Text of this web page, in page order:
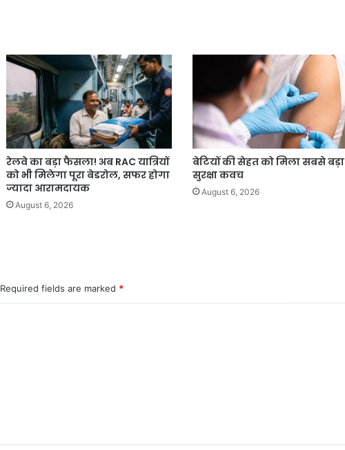
रेलवे का बड़ा फैसला! अब RAC यात्रियों
को भी मिलेगा पूरा बेडरोल, सफर होगा
ज्यादा आरामदायक
August 6, 2026
बेटियों की सेहत को मिला सबसे बड़ा
सुरक्षा कवच
August 6, 2026
Required fields are marked *